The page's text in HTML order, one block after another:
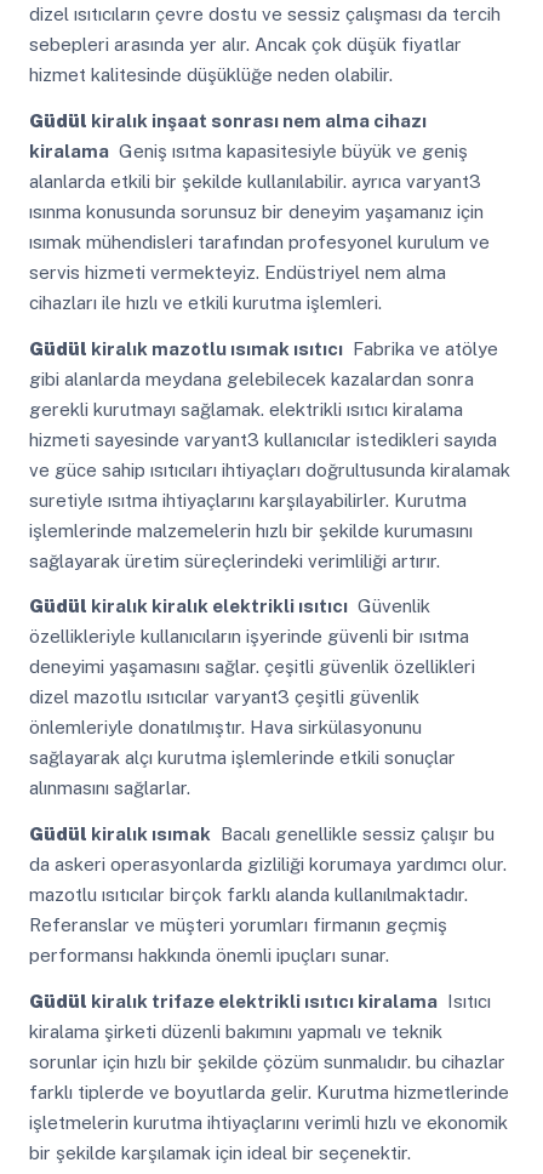
dizel ısıtıcıların çevre dostu ve sessiz çalışması da tercih
sebepleri arasında yer alır. Ancak çok düşük fiyatlar
hizmet kalitesinde düşüklüğe neden olabilir.
Güdül kiralık inşaat sonrası nem alma cihazı
kiralamaGeniş ısıtma kapasitesiyle büyük ve geniş
alanlarda etkili bir şekilde kullanılabilir. ayrıca varyant3
ısınma konusunda sorunsuz bir deneyim yaşamanız için
ısımak mühendisleri tarafından profesyonel kurulum ve
servis hizmeti vermekteyiz. Endüstriyel nem alma
cihazları ile hızlı ve etkili kurutma işlemleri.
Güdül kiralık mazotlu ısımak ısıtıcıFabrika ve atölye
gibi alanlarda meydana gelebilecek kazalardan sonra
gerekli kurutmayı sağlamak. elektrikli ısıtıcı kiralama
hizmeti sayesinde varyant3 kullanıcılar istedikleri sayıda
ve güce sahip ısıtıcıları ihtiyaçları doğrultusunda kiralamak
suretiyle ısıtma ihtiyaçlarını karşılayabilirler. Kurutma
işlemlerinde malzemelerin hızlı bir şekilde kurumasını
sağlayarak üretim süreçlerindeki verimliliği artırır.
Güdül kiralık kiralık elektrikli ısıtıcıGüvenlik
özellikleriyle kullanıcıların işyerinde güvenli bir ısıtma
deneyimi yaşamasını sağlar. çeşitli güvenlik özellikleri
dizel mazotlu ısıtıcılar varyant3 çeşitli güvenlik
önlemleriyle donatılmıştır. Hava sirkülasyonunu
sağlayarak alçı kurutma işlemlerinde etkili sonuçlar
alınmasını sağlarlar.
Güdül kiralık ısımak Bacalı genellikle sessiz çalışır bu
da askeri operasyonlarda gizliliği korumaya yardımcı olur.
mazotlu ısıtıcılar birçok farklı alanda kullanılmaktadır.
Referanslar ve müşteri yorumları firmanın geçmiş
performansı hakkında önemli ipuçları sunar.
Güdül kiralık trifaze elektrikli ısıtıcı kiralamaIsıtıcı
kiralama şirketi düzenli bakımını yapmalı ve teknik
sorunlar için hızlı bir şekilde çözüm sunmalıdır. bu cihazlar
farklı tiplerde ve boyutlarda gelir. Kurutma hizmetlerinde
işletmelerin kurutma ihtiyaçlarını verimli hızlı ve ekonomik
bir şekilde karşılamak için ideal bir seçenektir.